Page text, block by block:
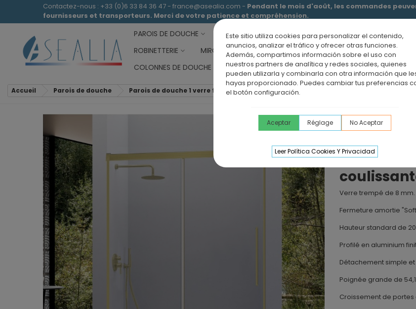
Este sitio utiliza cookies para personalizar el contenido,
anuncios, analizar el tráfico y ofrecer otras funciones.
Además, compartimos información sobre el uso con
nuestros partners de analítica y redes sociales, quienes
pueden utilizarla y combinarla con otra información que
hayas proporcionado. Puedes cambiar tus preferencias
el botón configuración.
Aceptar Réglage No Aceptar
Leer Política Cookies Y Privacidad
Contactez-nous : +33 (0)6 33 84 36 47 - france@asealia.com - Pendant le mois d'août, les commandes
fournisseurs et transporteurs. Merci de votre patience et compréhension.
PAROIS DE DOUCHE RECEVEURS DE DOUCHE MEUBLES SALLE DE BAIN
ROBINETTERIE
MIROIRS DE SALLE DE BAIN PANNEAUX MURAUX
OFFRE
COLONNES DE DOUCHE
ÉVIERS DE CUISINE BLOG
Accueil Parois de douche Parois de douche 1 verre fixe + 1 porte coulissante Paroi de douche VF + PC PAVÍA
PAROI DE
Paroi de
Verre trempé de 8
Fermeture amortie
Hauteur standard de
Profilé en aluminium
Détachement simple
Poignée grande de
Croissement de portes